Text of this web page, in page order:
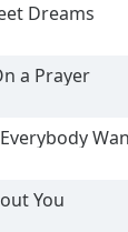
Dreams
a Prayer
Everybody Wants
You